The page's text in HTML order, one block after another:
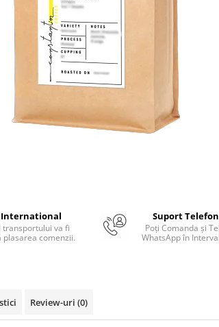
transportului va fi
plasarea comenzii.
Suport
Poți Comanda și
WhatsApp în
Review-uri (0)